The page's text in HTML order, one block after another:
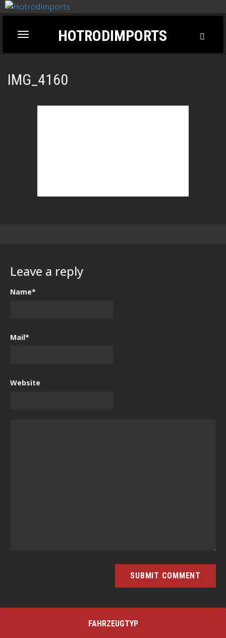
Toggle
navigation
HOTRODIMPORTS
IMG_4160
Leave a reply
Name*
Mail*
Website
FAHRZEUGTYP